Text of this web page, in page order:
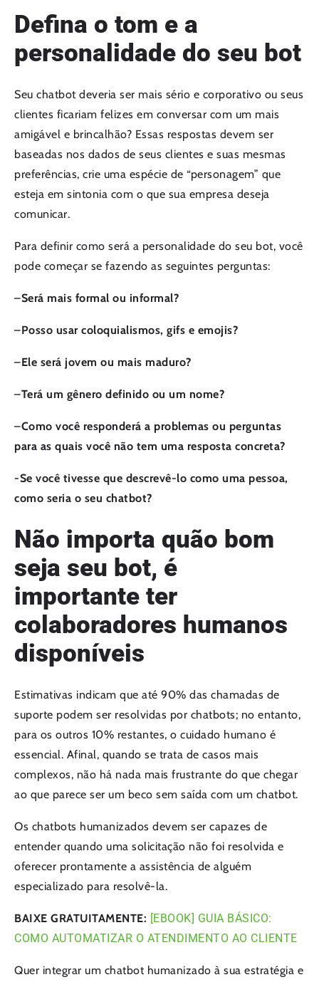
Defina o tom e a
personalidade do seu bot
Seu chatbot deveria ser mais sério e corporativo ou seus
clientes ficariam felizes em conversar com um mais
amigável e brincalhão? Essas respostas devem ser
baseadas nos dados de seus clientes e suas mesmas
preferências, crie uma espécie de “personagem” que
esteja em sintonia com o que sua empresa deseja
comunicar.
Para definir como será a personalidade do seu bot, você
pode começar se fazendo as seguintes perguntas:
–Será mais formal ou informal?
–Posso usar coloquialismos, gifs e emojis?
–Ele será jovem ou mais maduro?
–Terá um gênero definido ou um nome?
–Como você responderá a problemas ou perguntas
para as quais você não tem uma resposta concreta?
-Se você tivesse que descrevê-lo como uma pessoa,
como seria o seu chatbot?
Não importa quão bom
seja seu bot, é
importante ter
colaboradores humanos
disponíveis
Estimativas indicam que até 90% das chamadas de
suporte podem ser resolvidas por chatbots; no entanto,
para os outros 10% restantes, o cuidado humano é
essencial. Afinal, quando se trata de casos mais
complexos, não há nada mais frustrante do que chegar
ao que parece ser um beco sem saída com um chatbot.
Os chatbots humanizados devem ser capazes de
entender quando uma solicitação não foi resolvida e
oferecer prontamente a assistência de alguém
especializado para resolvê-la.
BAIXE GRATUITAMENTE: [EBOOK] GUIA BÁSICO:
COMO AUTOMATIZAR O ATENDIMENTO AO CLIENTE
Quer integrar um chatbot humanizado à sua estratégia e